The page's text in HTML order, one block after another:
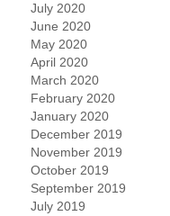
July 2020
June 2020
May 2020
April 2020
March 2020
February 2020
January 2020
December 2019
November 2019
October 2019
September 2019
July 2019